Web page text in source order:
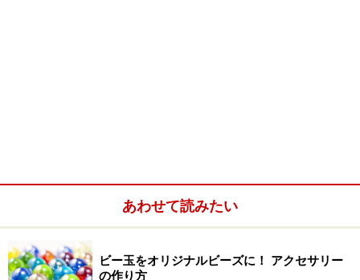
あわせて読みたい
ビー玉をオリジナルビーズに！ アクセサリー
の作り方